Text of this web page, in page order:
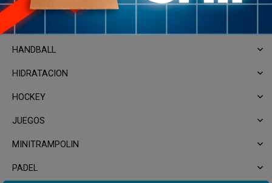
FUTBOL
GIMNASIA ARTISTICA
HANDBALL
HIDRATACION
HOCKEY
JUEGOS
MINITRAMPOLIN
PADEL